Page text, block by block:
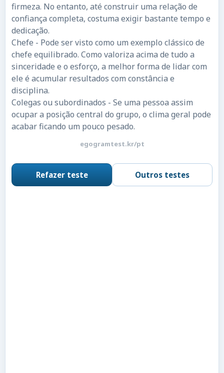
firmeza. No entanto, até construir uma relação de
confiança completa, costuma exigir bastante tempo e
dedicação.
Chefe - Pode ser visto como um exemplo clássico de
chefe equilibrado. Como valoriza acima de tudo a
sinceridade e o esforço, a melhor forma de lidar com
ele é acumular resultados com constância e
disciplina.
Colegas ou subordinados - Se uma pessoa assim
ocupar a posição central do grupo, o clima geral pode
acabar ficando um pouco pesado.
egogramtest.kr/pt
Refazer teste Outros testes